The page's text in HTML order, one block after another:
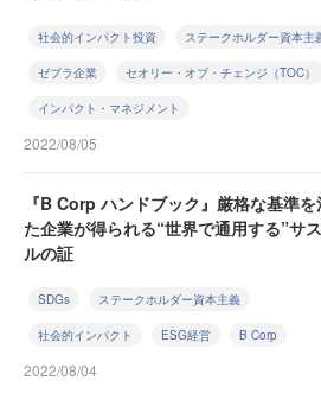
社会的インパクト投資 ステークホルダー資本主
ゼブラ企業 セオリー・オブ・チェンジ（TOC）
インパクト・マネジメント
2022/08/05
『B Corp ハンドブック』厳格な基準を
た企業が得られる“世界で通用する”サ
ルの証
SDGs ステークホルダー資本主義
社会的インパクト ESG経営 B Corp
2022/08/04